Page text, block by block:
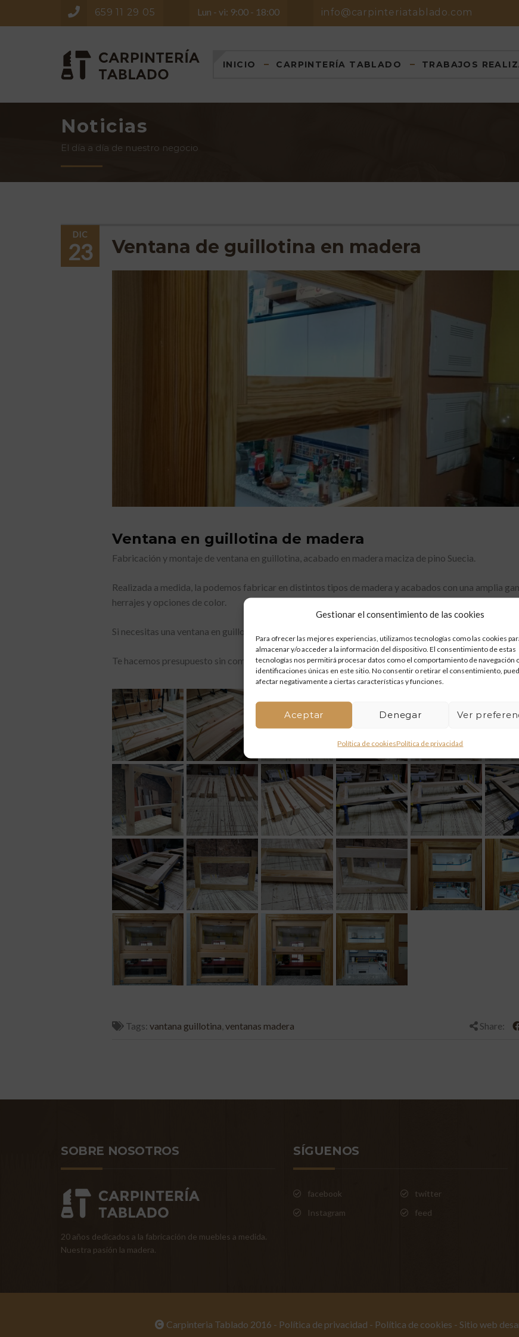
Gestionar el consentimiento de las cookies
Para ofrecer las mejores experiencias, utilizamos tecnologías como las cookies
almacenar y/o acceder a la información del dispositivo. El consentimiento de estas
tecnologías nos permitirá procesar datos como el comportamiento de navegación
identificaciones únicas en este sitio. No consentir o retirar el consentimiento,
afectar negativamente a ciertas características y funciones.
Aceptar Denegar Ver
Política de cookiesPolítica de privacidad
659 11 29 05 Lun - vi: 9:00 - 18:00 info@carpinteriatablado.com
INICIO CARPINTERÍA TABLADO TRABAJOS
Noticias
El día a día de nuestro negocio
DIC
23 Ventana de guillotina en madera
Ventana en guillotina de madera
Fabricación y montaje de ventana en guillotina, acabado en madera maciza de pino Suecia.
Realizada a medida, la podemos fabricar en distintos tipos de madera y acabados con una amplia
herrajes y opciones de color.
Si necesitas una ventana en guillotina no dudes en contactar.
Te hacemos presupuesto sin compromiso – 659 11 29 05
Tags: vantana guillotina ventanas madera Share:
SOBRE NOSOTROS
20 años dedicados a la fabricación de muebles a medida.
Nuestra pasión la madera.
SÍGUENOS
facebook
twitter
Instagram
feed
Carpinteria Tablado 2016 - Política de privacidad - Política de cookies - Sitio web